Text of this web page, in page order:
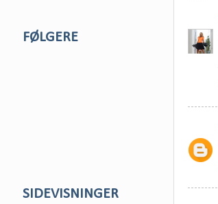
FØLGERE
SIDEVISNINGER